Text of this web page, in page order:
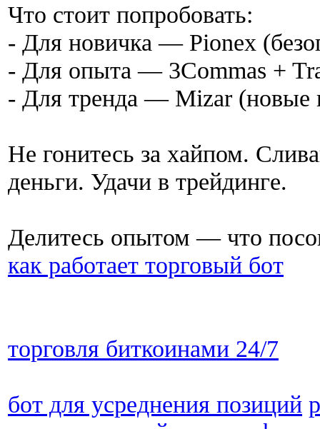
Что стоит попробовать:
- Для новичка — Pionex
- Для опыта — 3Commas +
- Для тренда — Mizar (новые
Не гонитесь за хайпом.
деньги. Удачи в трейдинге.
Делитесь опытом — что
как работает торговый бот
торговля биткоинами 24/7
бот для усреднения позиций